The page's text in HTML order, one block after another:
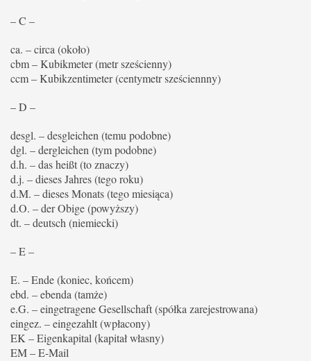
– C –
ca. – circa (około)
cbm – Kubikmeter (metr sześcienny)
ccm – Kubikzentimeter (centymetr sześciennny)
– D –
desgl. – desgleichen (temu podobne)
dgl. – dergleichen (tym podobne)
d.h. – das heißt (to znaczy)
d.j. – dieses Jahres (tego roku)
d.M. – dieses Monats (tego miesiąca)
d.O. – der Obige (powyższy)
dt. – deutsch (niemiecki)
– E –
E. – Ende (koniec, końcem)
ebd. – ebenda (tamże)
e.G. – eingetragene Gesellschaft (spółka zarejestrowana)
eingez. – eingezahlt (wpłacony)
EK – Eigenkapital (kapitał własny)
EM – E-Mail